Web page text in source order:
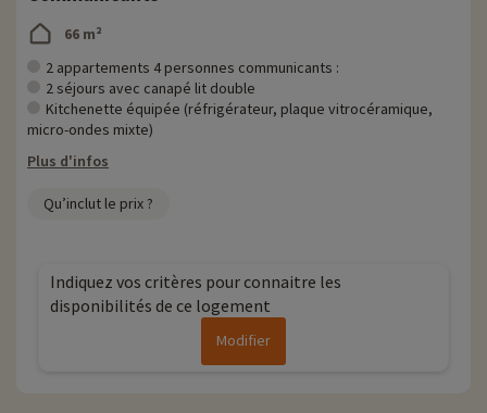
66 m²
2 appartements 4 personnes communicants :
2 séjours avec canapé lit double
Kitchenette équipée (réfrigérateur, plaque vitrocéramique,
micro-ondes mixte)
Plus d'infos
Qu’inclut le prix ?
Indiquez vos critères pour connaitre les
disponibilités de ce logement
Modifier